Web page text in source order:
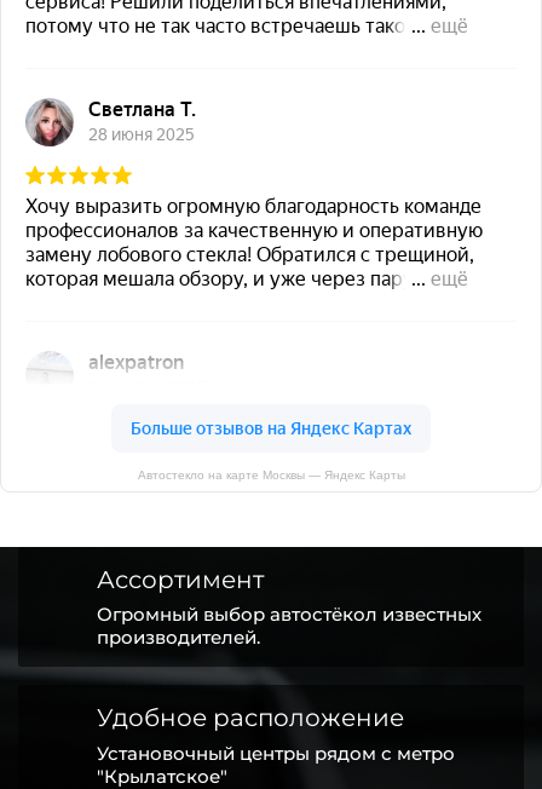
Автостекло на карте Москвы — Яндекс Карты
Ассортимент
Огромный выбор автостёкол известных
производителей.
Удобное расположение
Установочный центры рядом с метро
"Крылатское"